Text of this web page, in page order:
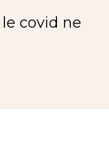
covid ne